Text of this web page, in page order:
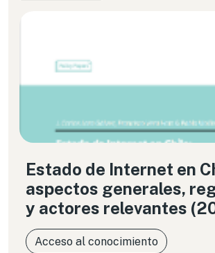
Estado de Internet en
aspectos generales,
y actores relevantes
Acceso al conocimiento